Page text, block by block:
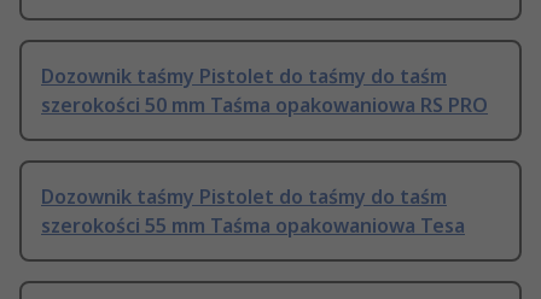
Dozownik taśmy Pistolet do taśmy do taśm
szerokości 50 mm Taśma opakowaniowa RS PRO
Dozownik taśmy Pistolet do taśmy do taśm
szerokości 55 mm Taśma opakowaniowa Tesa